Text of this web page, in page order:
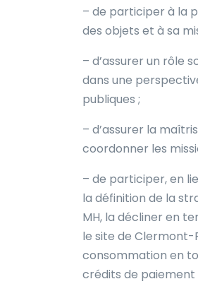
– de participer à la
des objets et à sa
– d’assurer un rôle
dans une
publiques ;
– d’assurer la
coordonner les
– de participer, en
la définition de la
MH, la décliner en
le site de Clermont-
consommation en
crédits de paiement